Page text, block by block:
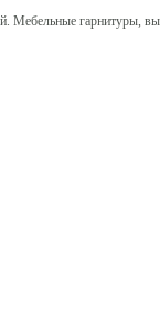
Мебельные гарнитуры,